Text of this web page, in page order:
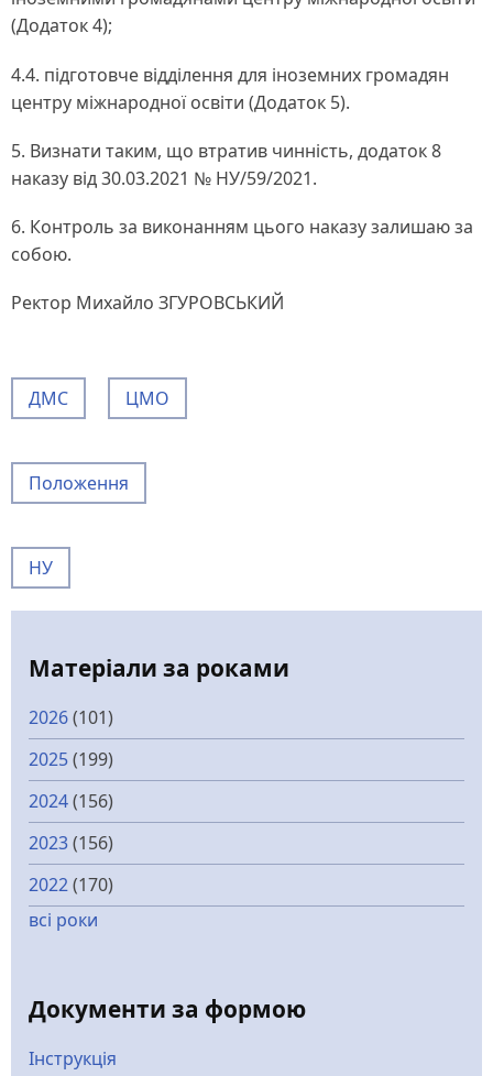
(Додаток 4);
4.4. підготовче відділення для іноземних громадян
центру міжнародної освіти (Додаток 5).
5. Визнати таким, що втратив чинність, додаток 8
наказу від 30.03.2021 № НУ/59/2021.
6. Контроль за виконанням цього наказу залишаю за
собою.
Ректор Михайло ЗГУРОВСЬКИЙ
ДМС ЦМО
Положення
НУ
Матеріали за роками
2026(101)
2025(199)
2024(156)
2023(156)
2022(170)
всі роки
Документи за формою
Інструкція